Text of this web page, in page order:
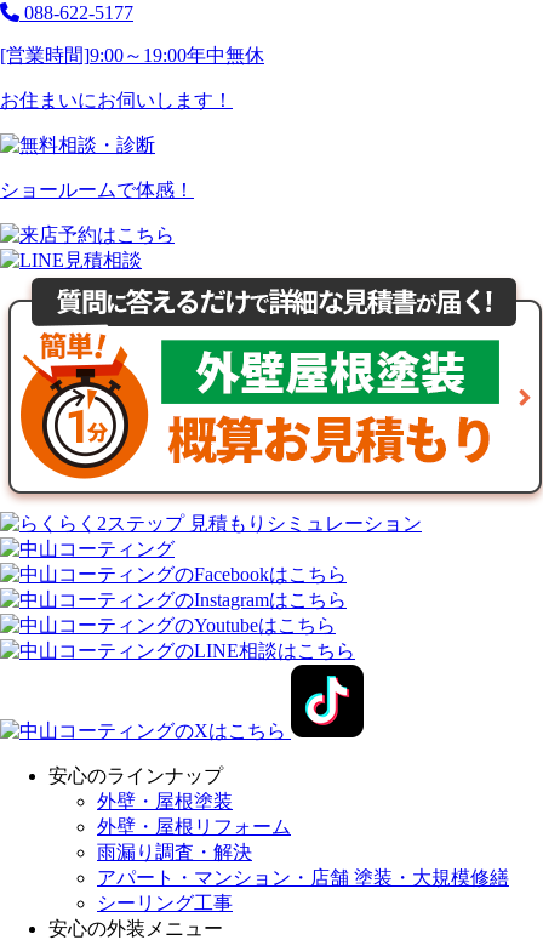
088-622-5177
[営業時間]9:00～19:00年中無休
お住まいにお伺いします！
ショールームで体感！
安心のラインナップ
外壁・屋根塗装
外壁・屋根リフォーム
雨漏り調査・解決
アパート・マンション・店舗 塗装・大規模修繕
シーリング工事
安心の外装メニュー